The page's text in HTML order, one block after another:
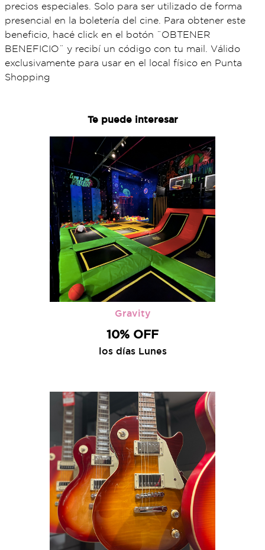
precios especiales. Solo para ser utilizado de forma
presencial en la boletería del cine. Para obtener este
beneficio, hacé click en el botón ¨OBTENER
BENEFICIO¨ y recibí un código con tu mail. Válido
exclusivamente para usar en el local físico en Punta
Shopping
Te puede interesar
Gravity
10% OFF
los días Lunes